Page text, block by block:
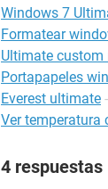
Windows 7
Formatear
Ultimate custom
Portapapeles
Everest ultimate
Ver temperatura
4 respuestas